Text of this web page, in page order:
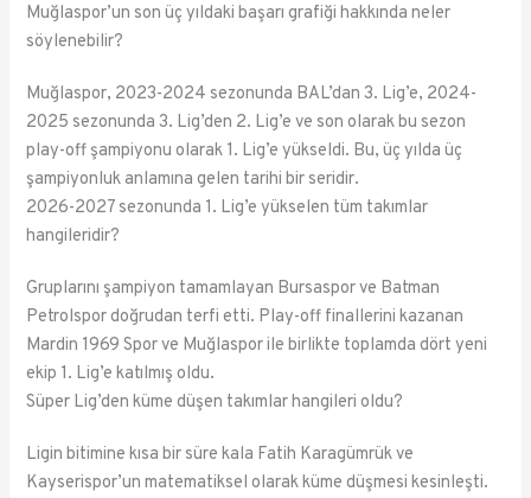
Muğlaspor’un son üç yıldaki başarı grafiği hakkında neler
söylenebilir?
Muğlaspor, 2023-2024 sezonunda BAL’dan 3. Lig’e, 2024-
2025 sezonunda 3. Lig’den 2. Lig’e ve son olarak bu sezon
play-off şampiyonu olarak 1. Lig’e yükseldi. Bu, üç yılda üç
şampiyonluk anlamına gelen tarihi bir seridir.
2026-2027 sezonunda 1. Lig’e yükselen tüm takımlar
hangileridir?
Gruplarını şampiyon tamamlayan Bursaspor ve Batman
Petrolspor doğrudan terfi etti. Play-off finallerini kazanan
Mardin 1969 Spor ve Muğlaspor ile birlikte toplamda dört yeni
ekip 1. Lig’e katılmış oldu.
Süper Lig’den küme düşen takımlar hangileri oldu?
Ligin bitimine kısa bir süre kala Fatih Karagümrük ve
Kayserispor’un matematiksel olarak küme düşmesi kesinleşti.